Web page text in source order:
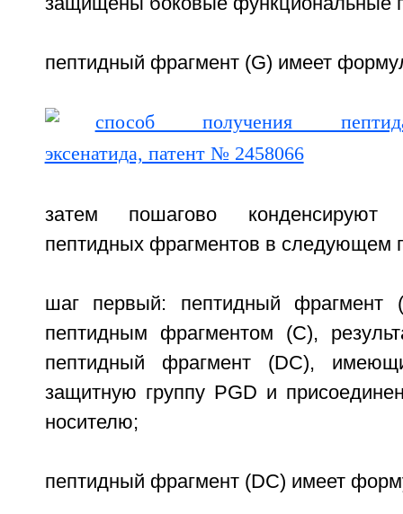
пептидный фрагмент (G) имеет
затем пошагово конденсируют
пептидных фрагментов в следующем
шаг первый: пептидный фрагмент
пептидным фрагментом (С),
пептидный фрагмент (DC),
защитную группу PGD и
носителю;
пептидный фрагмент (DC) имеет